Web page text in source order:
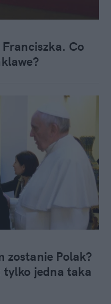
Co
zostanie Polak?
jedna taka